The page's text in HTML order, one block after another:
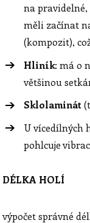
na
měli začínat
(kompozit),
Hliník: má o
většinou
Sklolaminát
U vícedílných
pohlcuje
DÉLKA HOLÍ
výpočet správné